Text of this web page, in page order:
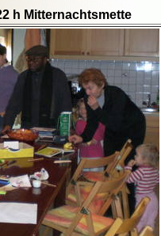
h Mitternachtsmette